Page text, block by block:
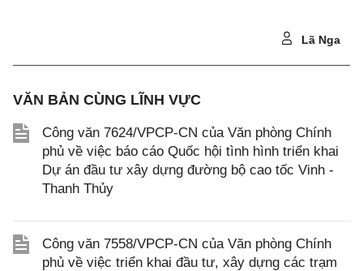
Lã Nga
VĂN BẢN CÙNG LĨNH VỰC
Công văn 7624/VPCP-CN của Văn phòng Chính
phủ về việc báo cáo Quốc hội tình hình triển khai
Dự án đầu tư xây dựng đường bộ cao tốc Vinh -
Thanh Thủy
Công văn 7558/VPCP-CN của Văn phòng Chính
phủ về việc triển khai đầu tư, xây dựng các trạm